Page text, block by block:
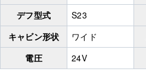
デフ型式 S23
キャビン形状
ワイド
電圧
24V